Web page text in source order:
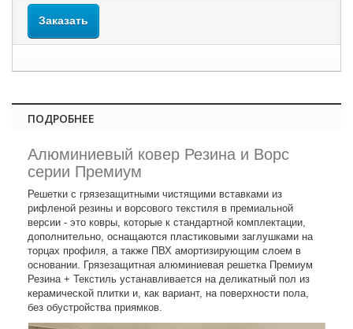
Заказать
ПОДРОБНЕЕ
Алюминиевый ковер Резина и Ворс
серии Премиум
Решетки с грязезащитными чистящими вставками из
рифленой резины и ворсового текстиля в премиальной
версии - это ковры, которые к стандартной комплектации,
дополнительно, оснащаются пластиковыми заглушками на
торцах профиля, а также ПВХ амортизирующим слоем в
основании. Грязезащитная алюминиевая решетка Премиум
Резина + Текстиль устанавливается на деликатный пол из
керамической плитки и, как вариант, на поверхности пола,
без обустройства приямков.